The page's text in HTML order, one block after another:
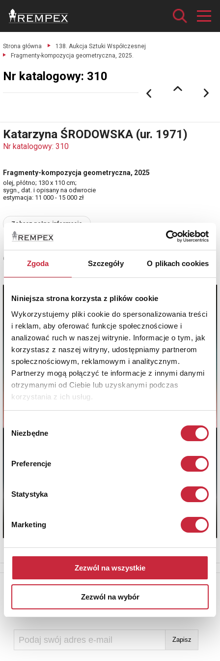
Zgoda Szczegóły O plikach cookies
Niniejsza strona korzysta z plików cookie
Wykorzystujemy pliki cookie do spersonalizowania treści
i reklam, aby oferować funkcje społecznościowe i
analizować ruch w naszej witrynie. Informacje o tym, jak
korzystasz z naszej witryny, udostępniamy partnerom
społecznościowym, reklamowym i analitycznym.
Partnerzy mogą połączyć te informacje z innymi danymi
otrzymanymi od Ciebie lub uzyskanymi podczas
korzystania z ich usług.
zgody
Niezbędne
Preferencje
Statystyka
Marketing
Zezwól na wszystkie
Zezwól na wybór
Strona główna
138. Aukcja Sztuki Współczesnej
Fragmenty-kompozycja geometryczna, 2025.
Nr katalogowy: 310
Katarzyna ŚRODOWSKA (ur. 1971)
Nr katalogowy: 310
Fragmenty-kompozycja geometryczna, 2025
olej, płótno; 130 x 110 cm;
sygn., dat. i opisany na odwrocie
estymacja: 11 000 - 15 000 zł
Zobacz pełne informacje
Cena oferowana
10 000 zł
Newsletter
Aby otrzymywać informacje o nowych aukcjach, prosimy podać
adres e-mail